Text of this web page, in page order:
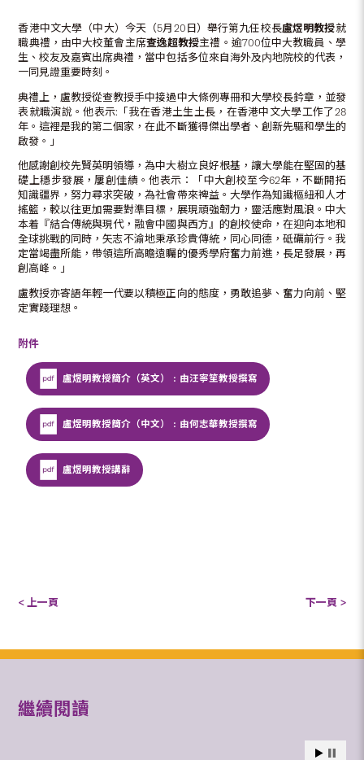
香港中文大學（中大）今天（5月20日）舉行第九任校長盧煜明教授就
職典禮，由中大校董會主席查逸超教授主禮。逾700位中大教職員、學
生、校友及嘉賓出席典禮，當中包括多位來自海外及内地院校的代表，
一同見證重要時刻。
典禮上，盧教授從查教授手中接過中大條例專冊和大學校長鈐章，並發
表就職演說。他表示:「我在香港土生土長，在香港中文大學工作了28
年。這裡是我的第二個家，在此不斷獲得傑出學者、創新先驅和學生的
啟發。」
他感謝創校先賢英明領導，為中大樹立良好根基，讓大學能在堅固的基
礎上穩步發展，屢創佳績。他表示：「中大創校至今62年，不斷開拓
知識疆界，努力尋求突破，為社會帶來禆益。大學作為知識樞紐和人才
搖籃，較以往更加需要對準目標，展現頑強韌力，靈活應對風浪。中大
本着『結合傳統與現代，融會中國與西方』的創校使命，在迎向本地和
全球挑戰的同時，矢志不渝地秉承珍貴傳統，同心同德，砥礪前行。我
定當竭盡所能，帶領這所高瞻遠矚的優秀學府奮力前進，長足發展，再
創高峰。」
盧教授亦寄語年輕一代要以積極正向的態度，勇敢追夢、奮力向前、堅
定實踐理想。
附件
盧煜明教授簡介（英文）﹕由汪寧笙教授撰寫
盧煜明教授簡介（中文）﹕由何志華教授撰寫
盧煜明教授講辭
< 上一頁 下一頁 >
繼續閱讀